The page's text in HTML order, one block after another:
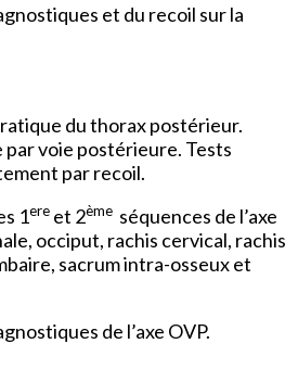
et du recoil sur la
du thorax postérieur.
par voie postérieure. Tests
par recoil.
1ereet 2èmeséquences de l’axe
occiput, rachis cervical, rachis
sacrum intra-osseux et
de l’axe OVP.